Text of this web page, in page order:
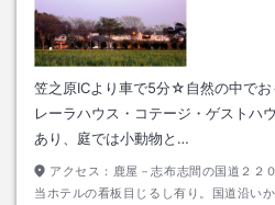
笠之原ICより車で5分☆自然の中でお
レーラハウス・コテージ・ゲストハ
あり、庭では小動物と…
アクセス： 鹿屋－志布志間の国道２２
当ホテルの看板目じるし有り。国道沿い